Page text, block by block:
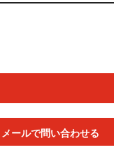
メールで問い合わせる